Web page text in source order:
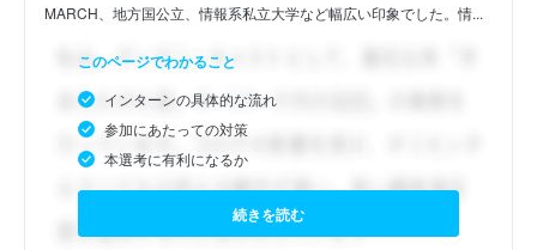
MARCH、地方国公立、情報系私立大学など幅広い印象でした。情...
このページでわかること
インターンの具体的な流れ
参加にあたっての対策
本選考に有利になるか
続きを読む